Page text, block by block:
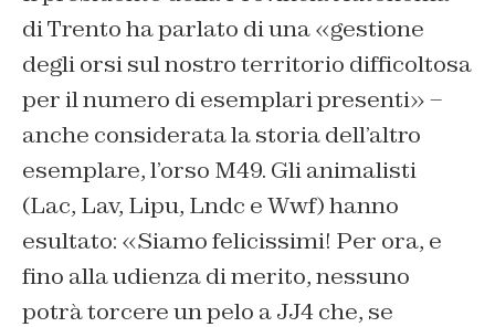
di Trento ha parlato di una «gestione
degli orsi sul nostro territorio difficoltosa
per il numero di esemplari presenti» –
anche considerata la storia dell’altro
esemplare, l’orso M49. Gli animalisti
(Lac, Lav, Lipu, Lndc e Wwf) hanno
esultato: «Siamo felicissimi! Per ora, e
fino alla udienza di merito, nessuno
potrà torcere un pelo a JJ4 che, se